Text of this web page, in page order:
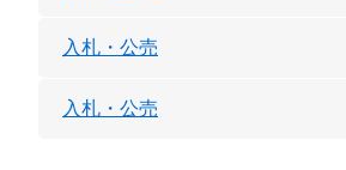
入札・公売
入札・公売